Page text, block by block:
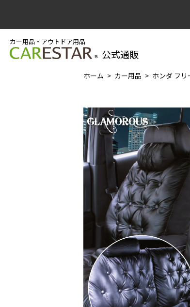
カー用品・アウトドア用品
公式通販
ホーム カー用品 ホンダ フ